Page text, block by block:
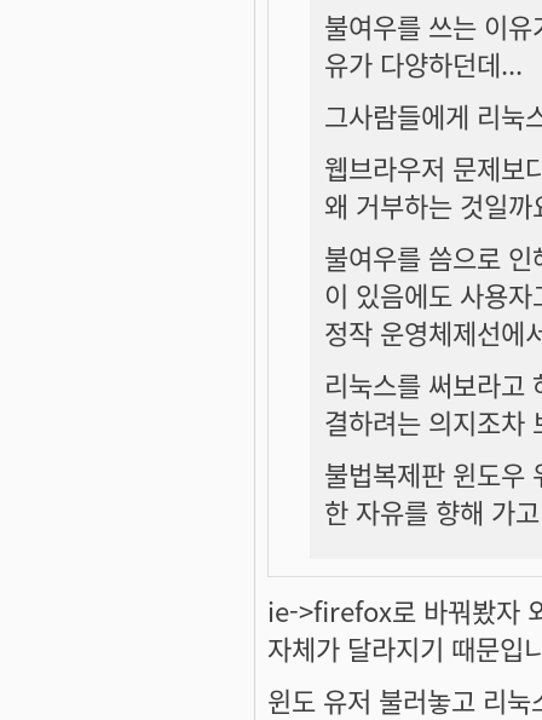
불여우를 쓰는 이
유가 다양하던데...
그사람들에게 리눅
웹브라우저 문제보
왜 거부하는 것일까
불여우를 씀으로
이 있음에도 사용
정작 운영체제선에
리눅스를 써보라고
결하려는 의지조차
불법복제판 윈도우
한 자유를 향해 가
ie->firefox로 바꿔봤자
자체가 달라지기 때문입
윈도 유저 불러놓고 리